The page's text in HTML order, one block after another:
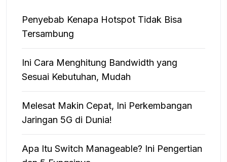
Penyebab Kenapa Hotspot Tidak Bisa
Tersambung
Ini Cara Menghitung Bandwidth yang
Sesuai Kebutuhan, Mudah
Melesat Makin Cepat, Ini Perkembangan
Jaringan 5G di Dunia!
Apa Itu Switch Manageable? Ini Pengertian